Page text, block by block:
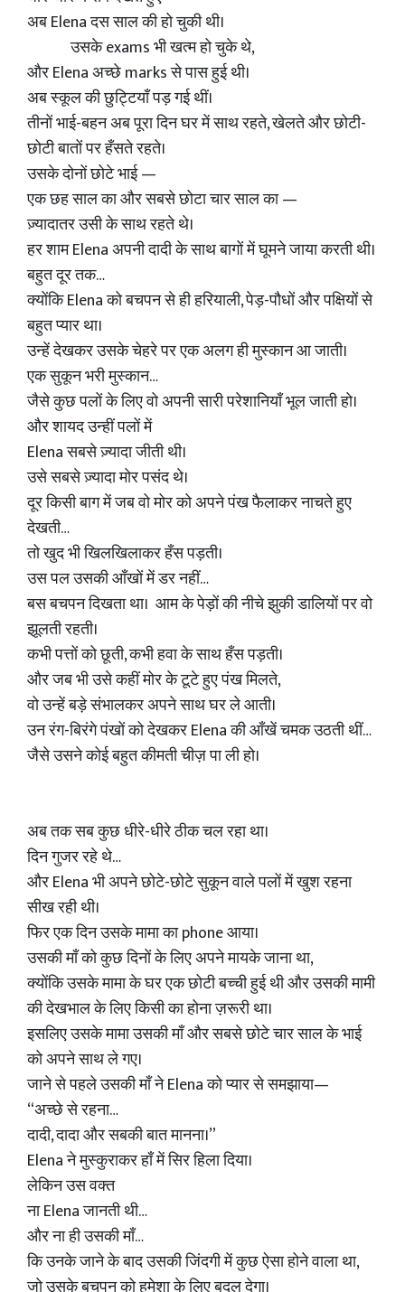
अब Elena दस साल की हो चुकी थी।
उसके exams भी खत्म हो चुके थे,
और Elena अच्छे marks से पास हुई थी।
अब स्कूल की छुट्टियाँ पड़ गई थीं।
तीनों भाई-बहन अब पूरा दिन घर में साथ रहते, खेलते और छोटी-
छोटी बातों पर हँसते रहते।
उसके दोनों छोटे भाई —
एक छह साल का और सबसे छोटा चार साल का —
ज़्यादातर उसी के साथ रहते थे।
हर शाम Elena अपनी दादी के साथ बागों में घूमने जाया करती थी।
बहुत दूर तक…
क्योंकि Elena को बचपन से ही हरियाली, पेड़-पौधों और पक्षियों से
बहुत प्यार था।
उन्हें देखकर उसके चेहरे पर एक अलग ही मुस्कान आ जाती।
एक सुकून भरी मुस्कान…
जैसे कुछ पलों के लिए वो अपनी सारी परेशानियाँ भूल जाती हो।
और शायद उन्हीं पलों में
Elena सबसे ज़्यादा जीती थी।
उसे सबसे ज़्यादा मोर पसंद थे।
दूर किसी बाग में जब वो मोर को अपने पंख फैलाकर नाचते हुए
देखती…
तो खुद भी खिलखिलाकर हँस पड़ती।
उस पल उसकी आँखों में डर नहीं…
बस बचपन दिखता था। आम के पेड़ों की नीचे झुकी डालियों पर वो
झूलती रहती।
कभी पत्तों को छूती, कभी हवा के साथ हँस पड़ती।
और जब भी उसे कहीं मोर के टूटे हुए पंख मिलते,
वो उन्हें बड़े संभालकर अपने साथ घर ले आती।
उन रंग-बिरंगे पंखों को देखकर Elena की आँखें चमक उठती थीं…
जैसे उसने कोई बहुत कीमती चीज़ पा ली हो।
अब तक सब कुछ धीरे-धीरे ठीक चल रहा था।
दिन गुजर रहे थे…
और Elena भी अपने छोटे-छोटे सुकून वाले पलों में खुश रहना
सीख रही थी।
फिर एक दिन उसके मामा का phone आया।
उसकी माँ को कुछ दिनों के लिए अपने मायके जाना था,
क्योंकि उसके मामा के घर एक छोटी बच्ची हुई थी और उसकी मामी
की देखभाल के लिए किसी का होना ज़रूरी था।
इसलिए उसके मामा उसकी माँ और सबसे छोटे चार साल के भाई
को अपने साथ ले गए।
जाने से पहले उसकी माँ ने Elena को प्यार से समझाया—
“अच्छे से रहना…
दादी, दादा और सबकी बात मानना।”
Elena ने मुस्कुराकर हाँ में सिर हिला दिया।
लेकिन उस वक्त
ना Elena जानती थी…
और ना ही उसकी माँ…
कि उनके जाने के बाद उसकी जिंदगी में कुछ ऐसा होने वाला था,